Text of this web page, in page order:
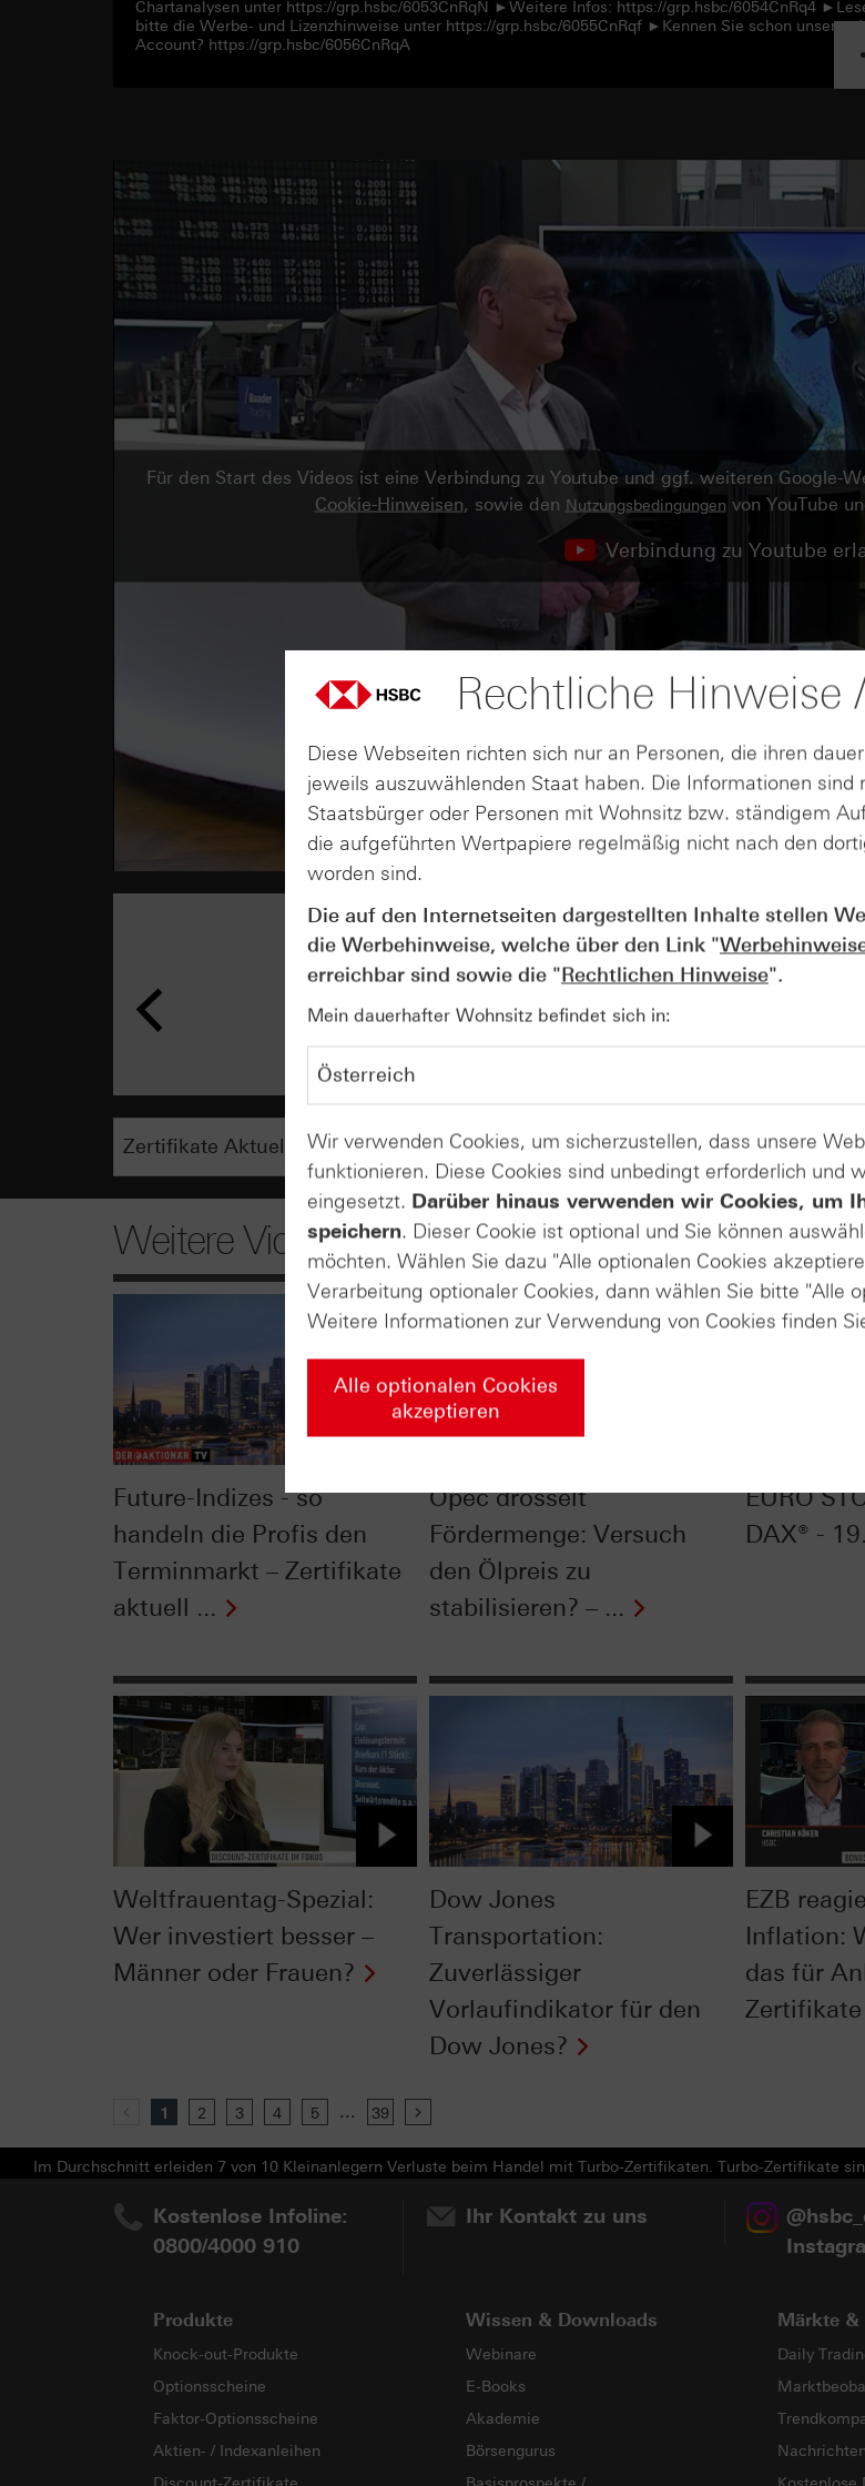
Chartanalysen unter https://grp.hsbc/6053CnRqN ►Weitere Infos: https://grp.hsbc/6054CnRq4
bitte die Werbe- und Lizenzhinweise unter https://grp.hsbc/6055CnRqf ►Kennen Sie schon unseren
Account? https://grp.hsbc/6056CnRqA
Für den Start des Videos ist eine Verbindung zu Youtube und ggf. weiteren Google-
Cookie-Hinweisen, sowie den Nutzungsbedingungen von YouTube
Verbindung zu Youtube
AUGUST
04
Der Blick ins
vom 04.08.2026
Weitere Videos
Future-Indizes - so
handeln die Profis den
Terminmarkt – Zertifikate
aktuell ...
Opec drosselt
Fördermenge: Versuch
den Ölpreis zu
stabilisieren? – ...
EURO
DAX® -
Weltfrauentag-Spezial:
Wer investiert besser –
Männer oder Frauen?
Dow Jones
Transportation:
Zuverlässiger
Vorlaufindikator für den
Dow Jones?
EZB
Inflation:
das für
Zertifikate
Previous
1 2 3 4 5 ... 39
Im Durchschnitt erleiden 7 von 10 Kleinanlegern Verluste beim Handel mit Turbo-Zertifikaten. Turbo-Zertifikate
Kostenlose Infoline:
0800/4000 910
Ihr Kontakt zu uns
Produkte
Knock-out-Produkte
Optionsscheine
Faktor-Optionsscheine
Aktien- / Indexanleihen
Wissen & Downloads
Webinare
E-Books
Akademie
Börsengurus
Märkte &
Daily
Nachrichten
Rechtliche Hinweise
Diese Webseiten richten sich nur an Personen, die ihren
jeweils auszuwählenden Staat haben. Die Informationen sind
Staatsbürger oder Personen mit Wohnsitz bzw. ständigem
die aufgeführten Wertpapiere regelmäßig nicht nach den
worden sind.
Die auf den Internetseiten dargestellten Inhalte stellen
die Werbehinweise, welche über den Link "
erreichbar sind sowie die "Rechtlichen Hinweise".
Mein dauerhafter Wohnsitz befindet sich in:
Wir verwenden Cookies, um sicherzustellen, dass unsere
funktionieren. Diese Cookies sind unbedingt erforderlich und
eingesetzt. Darüber hinaus verwenden wir Cookies, um
speichern. Dieser Cookie ist optional und Sie können
möchten. Wählen Sie dazu "Alle optionalen Cookies
Verarbeitung optionaler Cookies, dann wählen Sie bitte "Alle
Weitere Informationen zur Verwendung von Cookies finden
Alle optionalen Cookies
akzeptieren